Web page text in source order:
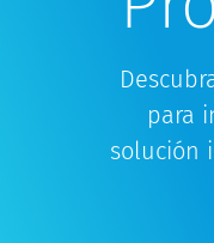
para
solución